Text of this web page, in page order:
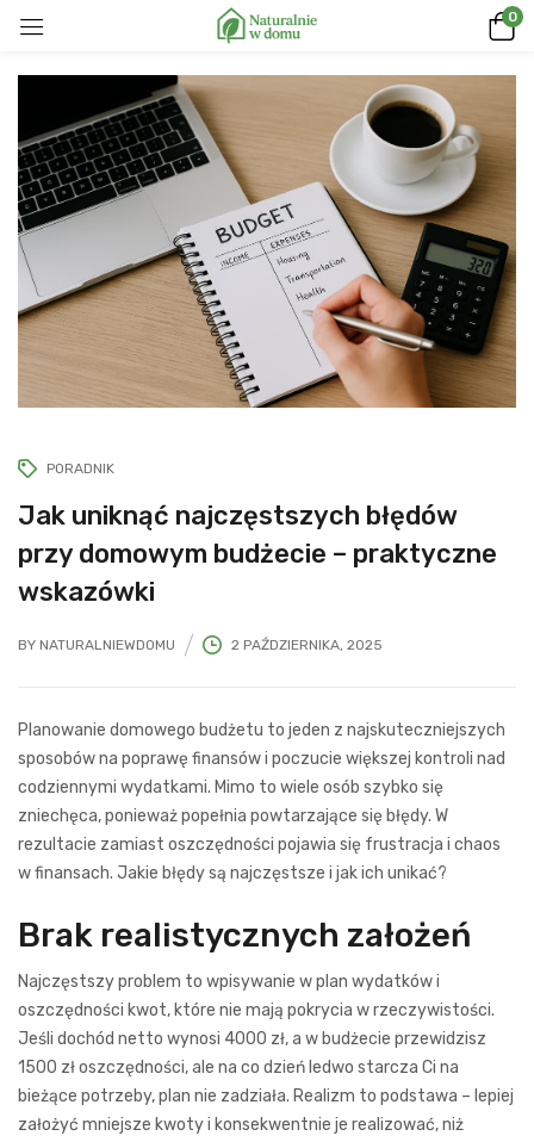
0
PORADNIK
Jak uniknąć najczęstszych błędów
przy domowym budżecie – praktyczne
wskazówki
BY NATURALNIEWDOMU 2 PAŹDZIERNIKA, 2025
Planowanie domowego budżetu to jeden z najskuteczniejszych
sposobów na poprawę finansów i poczucie większej kontroli nad
codziennymi wydatkami. Mimo to wiele osób szybko się
zniechęca, ponieważ popełnia powtarzające się błędy. W
rezultacie zamiast oszczędności pojawia się frustracja i chaos
w finansach. Jakie błędy są najczęstsze i jak ich unikać?
Brak realistycznych założeń
Najczęstszy problem to wpisywanie w plan wydatków i
oszczędności kwot, które nie mają pokrycia w rzeczywistości.
Jeśli dochód netto wynosi 4000 zł, a w budżecie przewidzisz
1500 zł oszczędności, ale na co dzień ledwo starcza Ci na
bieżące potrzeby, plan nie zadziała. Realizm to podstawa – lepiej
założyć mniejsze kwoty i konsekwentnie je realizować, niż